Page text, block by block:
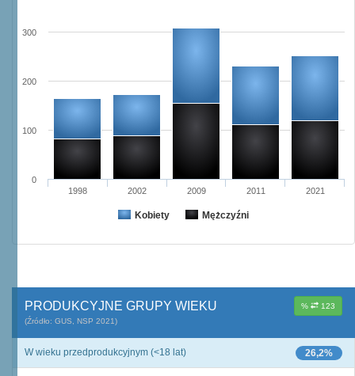
Kobiety Mężczyźni
1998 2002 2009 2011 2021
0
100
200
300
% 123
PRODUKCYJNE GRUPY WIEKU
(Źródło: GUS, NSP 2021)
26,2%
W wieku przedprodukcyjnym (<18 lat)